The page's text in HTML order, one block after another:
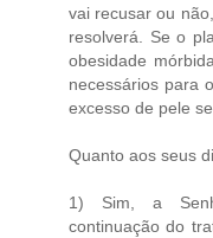
vai recusar ou
resolverá. Se o
obesidade
necessários para
excesso de pele se
Quanto aos seus
1) Sim, a
continuação do